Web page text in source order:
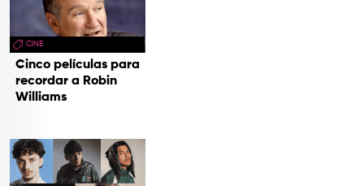
CINE
Cinco películas para
recordar a Robin
Williams